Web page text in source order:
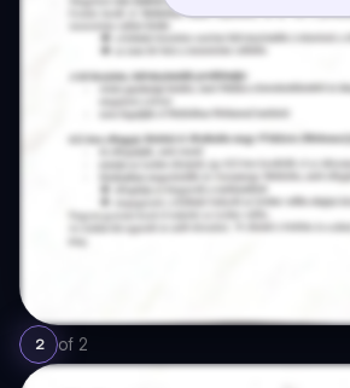
2 of 2